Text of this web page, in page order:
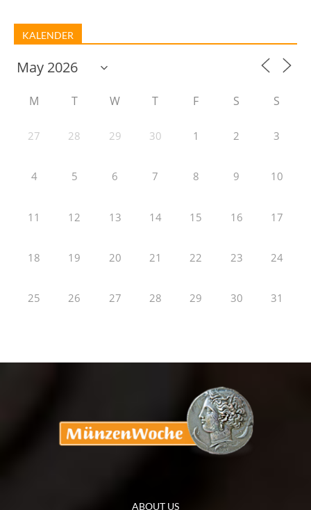
KALENDER
M T W T F S S
27 28 29 30 1 2 3
4 5 6 7 8 9 10
11 12 13 14 15 16 17
18 19 20 21 22 23 24
25 26 27 28 29 30 31
ABOUT US